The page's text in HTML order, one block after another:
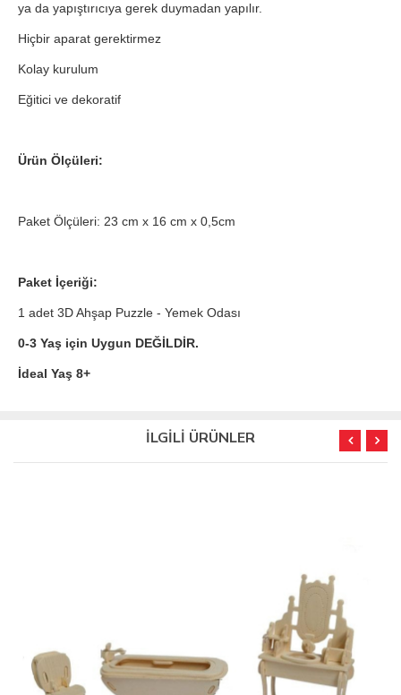
ya da yapıştırıcıya gerek duymadan yapılır.
Hiçbir aparat gerektirmez
Kolay kurulum
Eğitici ve dekoratif
Ürün Ölçüleri:
Paket Ölçüleri: 23 cm x 16 cm x 0,5cm
Paket İçeriği:
1 adet 3D Ahşap Puzzle - Yemek Odası
0-3 Yaş için Uygun DEĞİLDİR.
İdeal Yaş 8+
İLGİLİ ÜRÜNLER